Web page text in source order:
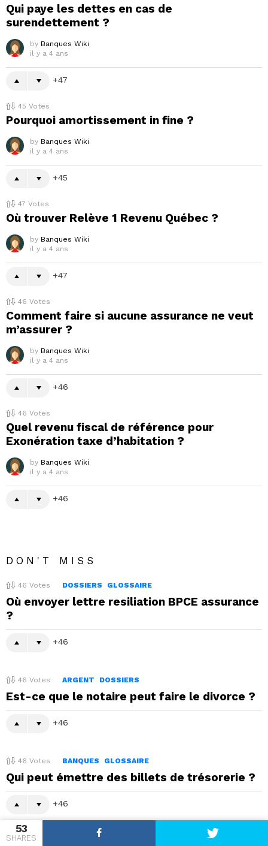
53
SHARES
Qui paye les dettes en cas de
surendettement ?
by Banques Wiki
il y a 4 ans
47
45 Votes
Pourquoi amortissement in fine ?
by Banques Wiki
il y a 4 ans
45
47 Votes
Où trouver Relève 1 Revenu Québec ?
by Banques Wiki
il y a 4 ans
47
46 Votes
Comment faire si aucune assurance ne veut
m’assurer ?
by Banques Wiki
il y a 4 ans
46
46 Votes
Quel revenu fiscal de référence pour
Exonération taxe d’habitation ?
by Banques Wiki
il y a 4 ans
46
DON'T MISS
46 Votes DOSSIERS GLOSSAIRE
Où envoyer lettre resiliation BPCE assurance
?
46
46 Votes ARGENT DOSSIERS
Est-ce que le notaire peut faire le divorce ?
46
46 Votes BANQUES GLOSSAIRE
Qui peut émettre des billets de trésorerie ?
46
46 Votes